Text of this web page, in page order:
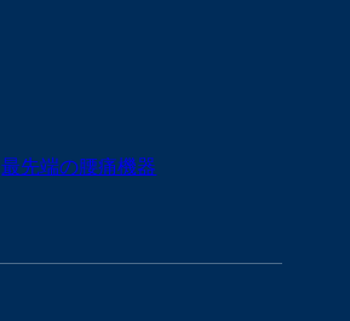
最先端の腰痛機器